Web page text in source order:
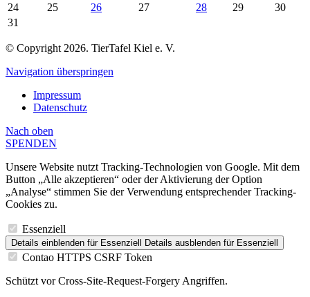
24
25 26 27 28 29
30
31
© Copyright 2026. TierTafel Kiel e. V.
Navigation überspringen
Impressum
Datenschutz
Nach oben
SPENDEN
Unsere Website nutzt Tracking-Technologien von Google. Mit dem
Button „Alle akzeptieren“ oder der Aktivierung der Option
„Analyse“ stimmen Sie der Verwendung entsprechender Tracking-
Cookies zu.
Essenziell
Details einblenden für Essenziell Details ausblenden für Essenziell
Contao HTTPS CSRF Token
Schützt vor Cross-Site-Request-Forgery Angriffen.